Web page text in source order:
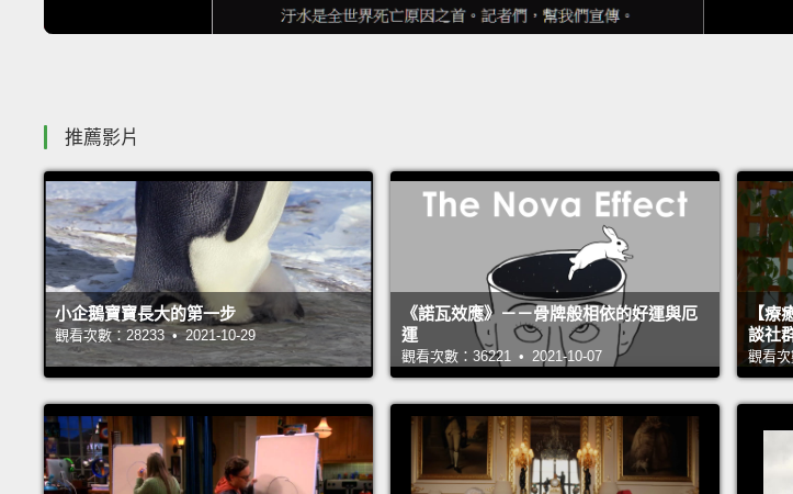
推薦影片
小企鵝寶寶長大的第一步
觀看次數：28233 • 2021-10-29
《諾瓦效應》－－骨牌般相依的好運與厄
運
觀看次數：36221 • 2021-10-07
【療
談社
觀看